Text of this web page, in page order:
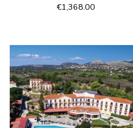
€1,368.00